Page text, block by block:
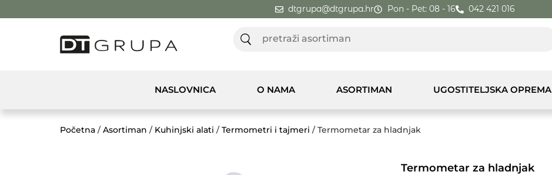
dtgrupa@dtgrupa.hr Pon - Pet: 08 - 16 042 421 016
NASLOVNICA O NAMA ASORTIMAN UGOSTITELJSKA OPREMA
Početna /Asortiman / Kuhinjski alati /Termometri i tajmeri / Termometar za hladnjak
Termometar za hladnjak